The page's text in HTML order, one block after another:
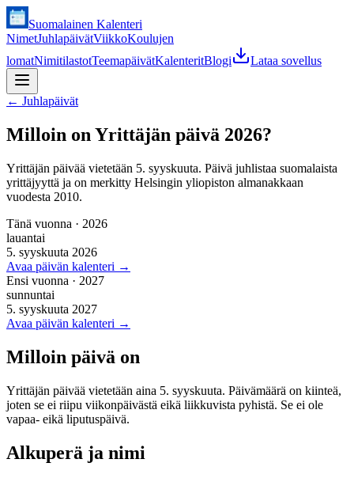
Suomalainen Kalenteri
NimetJuhlapäivätViikkoKoulujen
lomatNimitilastotTeemapäivätKalenteritBlogi Lataa sovellus
← Juhlapäivät
Milloin on Yrittäjän päivä 2026?
Yrittäjän päivää vietetään 5. syyskuuta. Päivä juhlistaa suomalaista
yrittäjyyttä ja on merkitty Helsingin yliopiston almanakkaan
vuodesta 2010.
Tänä vuonna · 2026
lauantai
5. syyskuuta 2026
Avaa päivän kalenteri →
Ensi vuonna · 2027
sunnuntai
5. syyskuuta 2027
Avaa päivän kalenteri →
Milloin päivä on
Yrittäjän päivää vietetään aina 5. syyskuuta. Päivämäärä on kiinteä,
joten se ei riipu viikonpäivästä eikä liikkuvista pyhistä. Se ei ole
vapaa- eikä liputuspäivä.
Alkuperä ja nimi